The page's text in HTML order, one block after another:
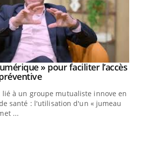
» pour faciliter l’accès
Youtube
lié à un groupe mutualiste innove en
santé : l'utilisation d'un « jumeau
...